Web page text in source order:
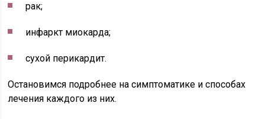
рак;
инфаркт миокарда;
сухой перикардит.
Остановимся подробнее на симптоматике и способах
лечения каждого из них.